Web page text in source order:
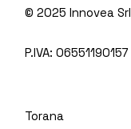
© 2025Innovea Srl
P.IVA:06551190157
Torana